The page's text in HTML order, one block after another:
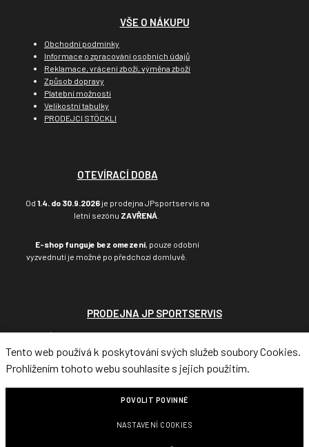
VŠE O NÁKUPU
Obchodní podmínky
Informace o zpracování osobních údajů
Reklamace, vrácení zboží, výměna zboží
Způsob dopravy
Platební možnosti
Velikostní tabulky
PRODEJCI STÖCKLI
OTEVÍRACÍ DOBA
Od 1.4. do 30.9.2026je prodejna JPsportservis na
letní sezónu ZAVŘENÁ
E-shop funguje bez omezení , pouze odobní
vyzvednutí je možné po předchozí domluvě.
PRODEJNA JP SPORTSERVIS
Třída SNP 619/44, Hradec Králové, 500 03
telefon: +420 495 217 106
email: info@jpsportservis.cz
Tento web používá k poskytování svých služeb soubory Cookies.
Prohlížením tohoto webu souhlasíte s jejich použitím.
POVOLIT POVINNÉ
NASTAVENÍ COOKIES